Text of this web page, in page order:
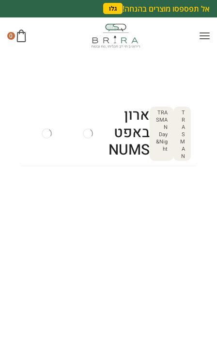
אל תפספסו מוצרים בהנחה! גלו
0
T
R
A
S
M
A
N
TRA
SMA
N
Day
&Nig
ht
ארון
באפט
NUMS